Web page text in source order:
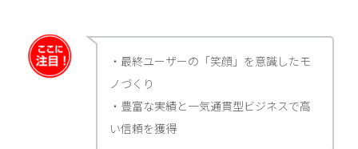
・最終ユーザーの「笑顔」を意識したモ
ノづくり
・豊富な実績と一気通貫型ビジネスで高
い信頼を獲得